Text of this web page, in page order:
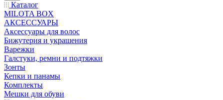
Каталог
MILOTA BOX
АКСЕССУАРЫ
Аксессуары для волос
Бижутерия и украшения
Варежки
Галстуки, ремни и подтяжки
Зонты
Кепки и панамы
Комплекты
Мешки для обуви